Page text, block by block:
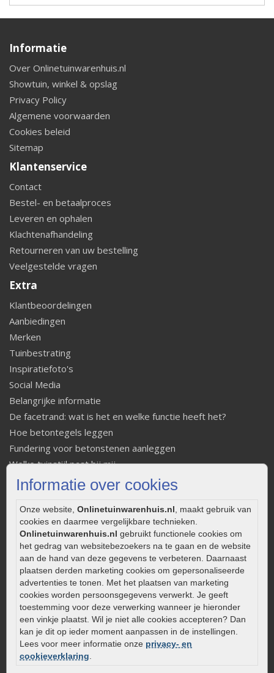
Informatie over cookies
Onze website, Onlinetuinwarenhuis.nl , maakt gebruik van
cookies en daarmee vergelijkbare technieken.
Onlinetuinwarenhuis.nl gebruikt functionele cookies om
het gedrag van websitebezoekers na te gaan en de website
aan de hand van deze gegevens te verbeteren. Daarnaast
plaatsen derden marketing cookies om gepersonaliseerde
advertenties te tonen. Met het plaatsen van marketing
cookies worden persoonsgegevens verwerkt. Je geeft
toestemming voor deze verwerking wanneer je hieronder
een vinkje plaatst. Wil je niet alle cookies accepteren? Dan
kan je dit op ieder moment aanpassen in de instellingen.
Lees voor meer informatie onze privacy- en
cookieverklaring
Informatie
Over Onlinetuinwarenhuis.nl
Showtuin, winkel & opslag
Privacy Policy
Algemene voorwaarden
Cookies beleid
Sitemap
Klantenservice
Contact
Bestel- en betaalproces
Leveren en ophalen
Klachtenafhandeling
Retourneren van uw bestelling
Veelgestelde vragen
Extra
Klantbeoordelingen
Aanbiedingen
Merken
Tuinbestrating
Inspiratiefoto's
Social Media
Belangrijke informatie
De facetrand: wat is het en welke functie heeft het?
Hoe betontegels leggen
Fundering voor betonstenen aanleggen
Welke tuinstijl past bij mij
Strakke tuin inrichten
Onderhoud van gebakken bestrating
Aanlegtips voor gebakken bestrating
Zelf een terras aanleggen
Kleine stadstuin inrichten
0320 – 219170
Kaapstanderweg 41
8243 RB Lelystad
info@onlinetuinwarenhuis.nl
Routebeschrijving